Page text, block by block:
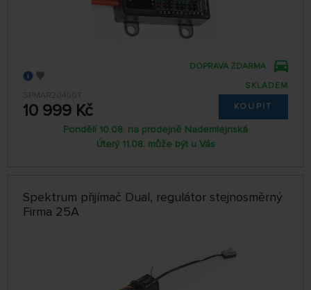
SPMAR20400T
10 999 Kč
DOPRAVA ZDARMA
SKLADEM
KOUPIT
Pondělí 10.08. na prodejně Nademlejnská
Úterý 11.08. může být u Vás
Spektrum přijímač Dual, regulátor stejnosměrný
Firma 25A